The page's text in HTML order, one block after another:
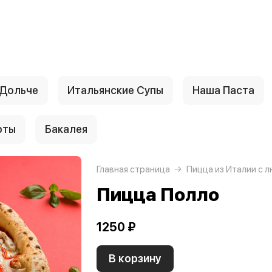
Итальянские Супы Наша Паста
Бакалея
Главная страница Пицца из Италии с
Пицца Полло
1250 ₽
В корзину